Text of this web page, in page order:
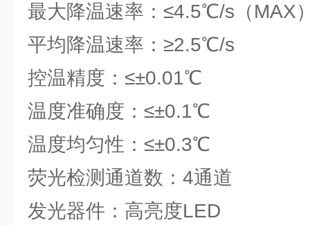
最大降温速率：≤4.5℃/s（MAX
平均降温速率：≥2.5℃/s
控温精度：≤±0.01℃
温度准确度：≤±0.1℃
温度均匀性：≤±0.3℃
荧光检测通道数：4通道
发光器件：高亮度LED